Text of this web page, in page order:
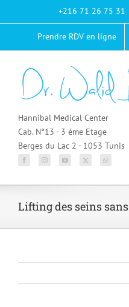
+216 71 26 75 31
Prendre RDV en ligne
Hannibal Medical Center
Cab. N°13 - 3 ème Etage
Berges du Lac 2 - 1053 Tunis
Lifting des seins